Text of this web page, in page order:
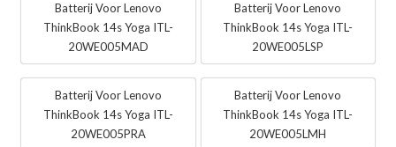
Batterij Voor Lenovo
ThinkBook 14s Yoga ITL-
20WE005MAD
Batterij Voor Lenovo
ThinkBook 14s Yoga ITL-
20WE005LSP
Batterij Voor Lenovo
ThinkBook 14s Yoga ITL-
20WE005PRA
Batterij Voor Lenovo
ThinkBook 14s Yoga ITL-
20WE005LMH